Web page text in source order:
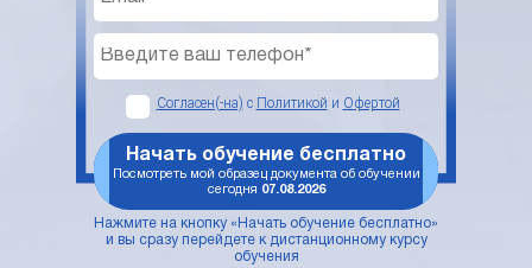
Согласен(-на) с Политикой и Офертой
Начать обучение бесплатно
Посмотреть мой образец документа об обучении
сегодня 07.08.2026
Нажмите на кнопку «Начать обучение бесплатно»
и вы сразу перейдете к дистанционному курсу
обучения